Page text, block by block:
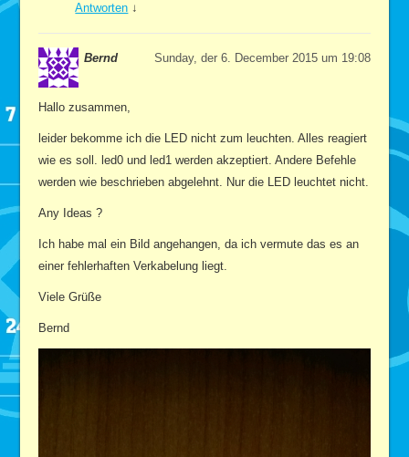
Antworten ↓
Bernd Sunday, der 6. December 2015 um 19:08
Hallo zusammen,
leider bekomme ich die LED nicht zum leuchten. Alles reagiert
wie es soll. led0 und led1 werden akzeptiert. Andere Befehle
werden wie beschrieben abgelehnt. Nur die LED leuchtet nicht.
Any Ideas ?
Ich habe mal ein Bild angehangen, da ich vermute das es an
einer fehlerhaften Verkabelung liegt.
Viele Grüße
Bernd